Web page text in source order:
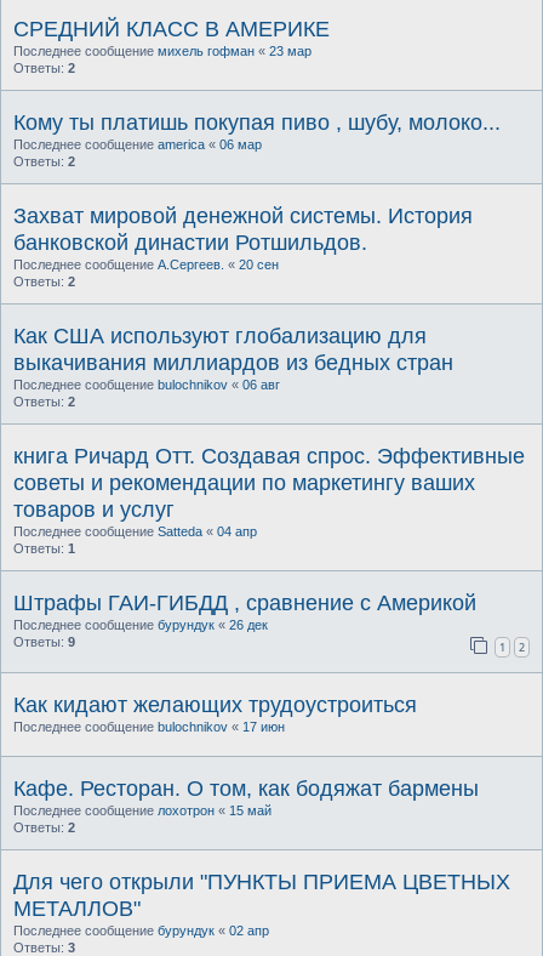
СРЕДНИЙ КЛАСС В АМЕРИКЕ
Последнее сообщение михель гофман « 23 мар
Ответы: 2
Кому ты платишь покупая пиво , шубу, молоко...
Последнее сообщение america « 06 мар
Ответы: 2
Захват мировой денежной системы. История
банковской династии Ротшильдов.
Последнее сообщение А.Сергеев. « 20 сен
Ответы: 2
Как США используют глобализацию для
выкачивания миллиардов из бедных стран
Последнее сообщение bulochnikov « 06 авг
Ответы: 2
книга Ричард Отт. Создавая спрос. Эффективные
советы и рекомендации по маркетингу ваших
товаров и услуг
Последнее сообщение Satteda « 04 апр
Ответы: 1
Штрафы ГАИ-ГИБДД , сравнение с Америкой
Последнее сообщение бурундук « 26 дек
Ответы: 9 1 2
Как кидают желающих трудоустроиться
Последнее сообщение bulochnikov « 17 июн
Кафе. Ресторан. О том, как бодяжат бармены
Последнее сообщение лохотрон « 15 май
Ответы: 2
Для чего открыли "ПУНКТЫ ПРИЕМА ЦВЕТНЫХ
МЕТАЛЛОВ"
Последнее сообщение бурундук « 02 апр
Ответы: 3